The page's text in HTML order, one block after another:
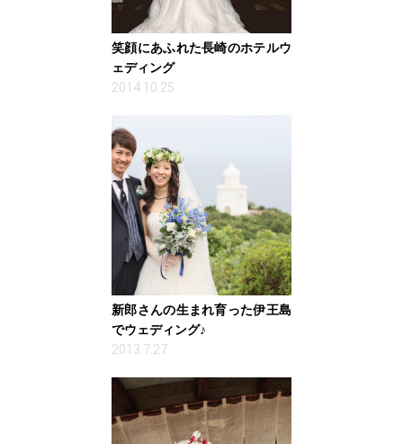
笑顔にあふれた長崎のホテルウ
ェディング
2014.10.25
新郎さんの生まれ育った伊王島
でウェディング♪
2013.7.27